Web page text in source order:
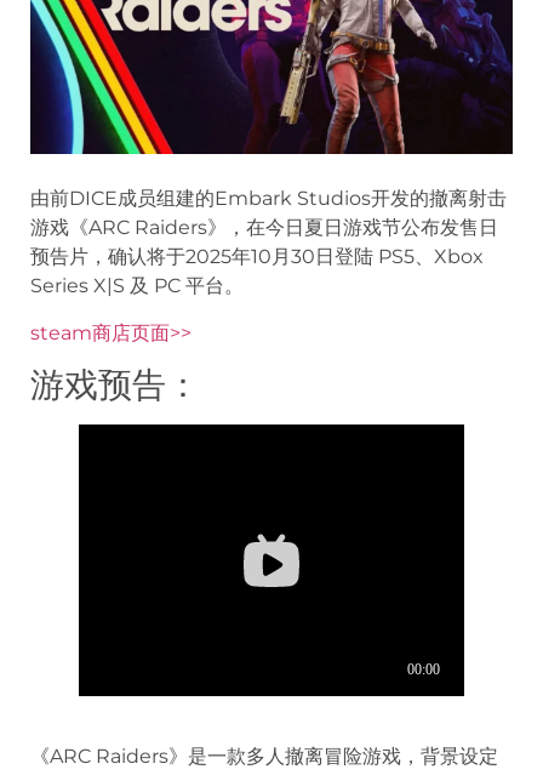
由前DICE成员组建的Embark Studios开发的撤离射击
游戏《ARC Raiders》，在今日夏日游戏节公布发售日
预告片，确认将于2025年10月30日登陆 PS5、Xbox
Series X|S 及 PC 平台。
steam商店页面>>
游戏预告：
《ARC Raiders》是一款多人撤离冒险游戏，背景设定